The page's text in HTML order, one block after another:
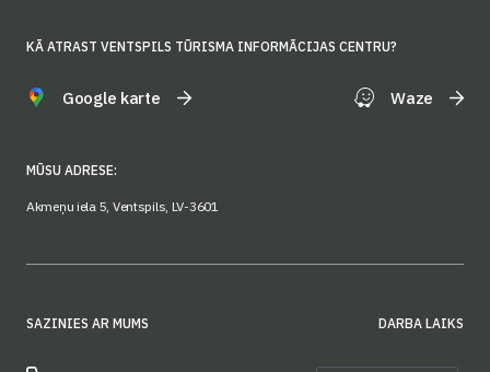
KĀ ATRAST VENTSPILS TŪRISMA INFORMĀCIJAS CENTRU?
Google karte Waze
MŪSU ADRESE:
Akmeņu iela 5, Ventspils, LV-3601
SAZINIES AR MUMS DARBA LAIKS